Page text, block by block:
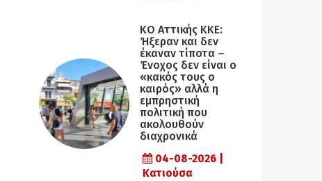
KO Αττικής ΚΚΕ:
Ήξεραν και δεν
έκαναν τίποτα –
Ένοχος δεν είναι ο
«κακός τους ο
καιρός» αλλά η
εµπρηστική
πολιτική που
ακολουθούν
διαχρονικά
04-08-2026 |
Κατιούσα